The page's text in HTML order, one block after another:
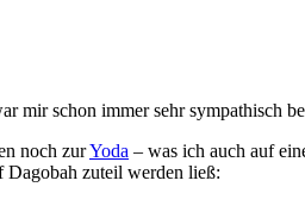
mir schon immer sehr sympathisch
noch zurYoda – was ich auch auf
Dagobah zuteil werden ließ: